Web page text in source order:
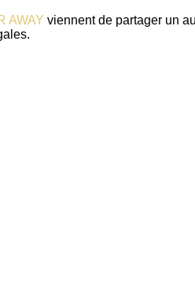
AWAY viennent de partager un